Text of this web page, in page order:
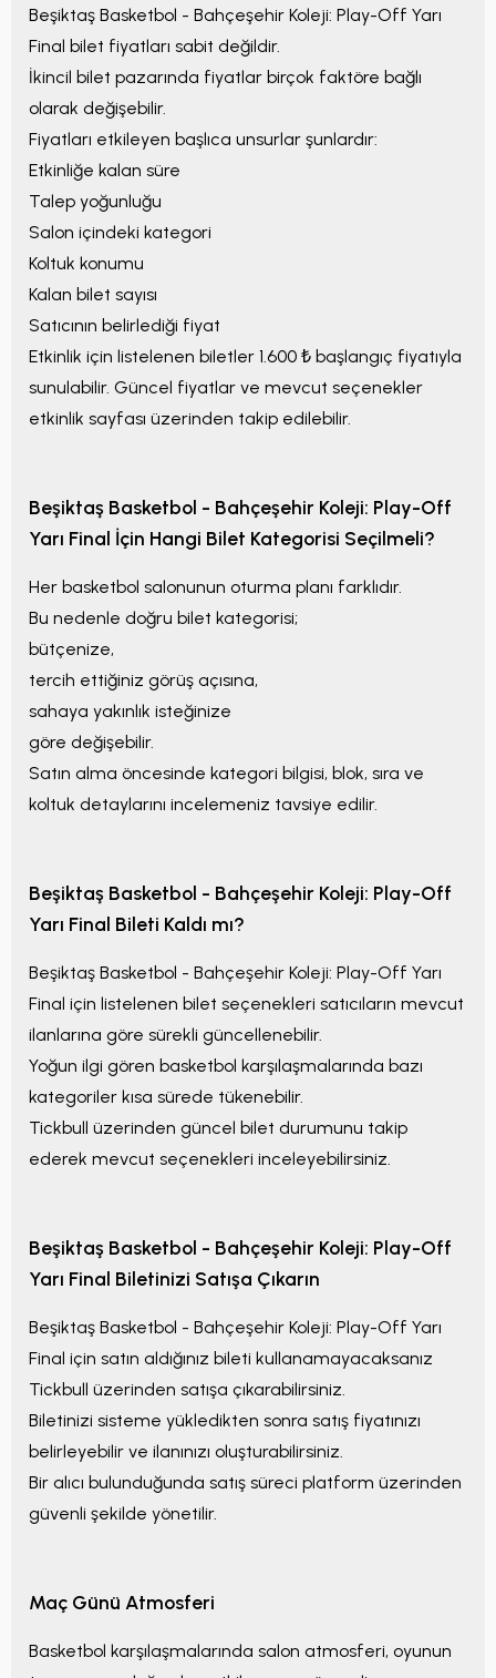
Beşiktaş Basketbol - Bahçeşehir Koleji: Play-Off Yarı
Final bilet fiyatları sabit değildir.
İkincil bilet pazarında fiyatlar birçok faktöre bağlı
olarak değişebilir.
Fiyatları etkileyen başlıca unsurlar şunlardır:
Etkinliğe kalan süre
Talep yoğunluğu
Salon içindeki kategori
Koltuk konumu
Kalan bilet sayısı
Satıcının belirlediği fiyat
Etkinlik için listelenen biletler 1.600 ₺ başlangıç fiyatıyla
sunulabilir. Güncel fiyatlar ve mevcut seçenekler
etkinlik sayfası üzerinden takip edilebilir.
Beşiktaş Basketbol - Bahçeşehir Koleji: Play-Off
Yarı Final İçin Hangi Bilet Kategorisi Seçilmeli?
Her basketbol salonunun oturma planı farklıdır.
Bu nedenle doğru bilet kategorisi;
bütçenize,
tercih ettiğiniz görüş açısına,
sahaya yakınlık isteğinize
göre değişebilir.
Satın alma öncesinde kategori bilgisi, blok, sıra ve
koltuk detaylarını incelemeniz tavsiye edilir.
Beşiktaş Basketbol - Bahçeşehir Koleji: Play-Off
Yarı Final Bileti Kaldı mı?
Beşiktaş Basketbol - Bahçeşehir Koleji: Play-Off Yarı
Final için listelenen bilet seçenekleri satıcıların mevcut
ilanlarına göre sürekli güncellenebilir.
Yoğun ilgi gören basketbol karşılaşmalarında bazı
kategoriler kısa sürede tükenebilir.
Tickbull üzerinden güncel bilet durumunu takip
ederek mevcut seçenekleri inceleyebilirsiniz.
Beşiktaş Basketbol - Bahçeşehir Koleji: Play-Off
Yarı Final Biletinizi Satışa Çıkarın
Beşiktaş Basketbol - Bahçeşehir Koleji: Play-Off Yarı
Final için satın aldığınız bileti kullanamayacaksanız
Tickbull üzerinden satışa çıkarabilirsiniz.
Biletinizi sisteme yükledikten sonra satış fiyatınızı
belirleyebilir ve ilanınızı oluşturabilirsiniz.
Bir alıcı bulunduğunda satış süreci platform üzerinden
güvenli şekilde yönetilir.
Maç Günü Atmosferi
Basketbol karşılaşmalarında salon atmosferi, oyunun